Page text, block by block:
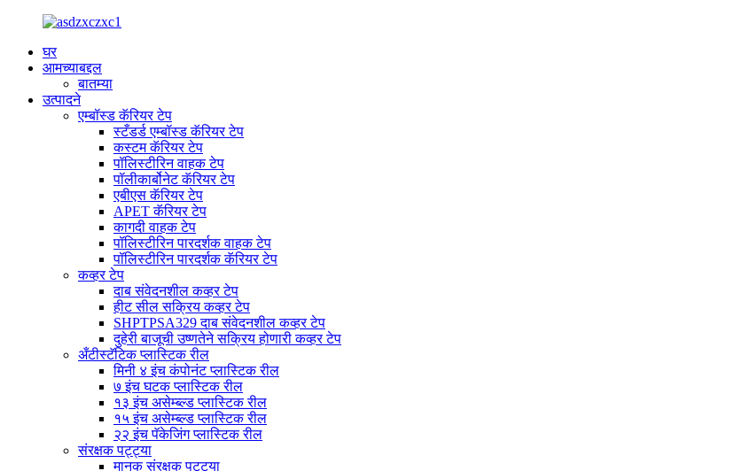
घर
आमच्याबद्दल
बातम्या
उत्पादने
एम्बॉस्ड कॅरियर टेप
स्टँडर्ड एम्बॉस्ड कॅरियर टेप
कस्टम कॅरियर टेप
पॉलिस्टीरिन वाहक टेप
पॉलीकार्बोनेट कॅरियर टेप
एबीएस कॅरियर टेप
APET कॅरियर टेप
कागदी वाहक टेप
पॉलिस्टीरिन पारदर्शक वाहक टेप
पॉलिस्टीरिन पारदर्शक कॅरियर टेप
कव्हर टेप
दाब संवेदनशील कव्हर टेप
हीट सील सक्रिय कव्हर टेप
SHPTPSA329 दाब संवेदनशील कव्हर टेप
दुहेरी बाजूची उष्णतेने सक्रिय होणारी कव्हर टेप
अँटीस्टॅटिक प्लास्टिक रील
मिनी ४ इंच कंपोनंट प्लास्टिक रील
७ इंच घटक प्लास्टिक रील
१३ इंच असेम्ब्ल्ड प्लास्टिक रील
१५ इंच असेम्ब्ल्ड प्लास्टिक रील
२२ इंच पॅकेजिंग प्लास्टिक रील
संरक्षक पट्ट्या
मानक संरक्षक पट्ट्या